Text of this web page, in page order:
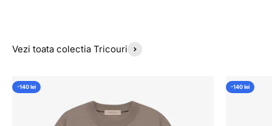
Vezi toata colectia Tricouri
-140 lei -140 lei